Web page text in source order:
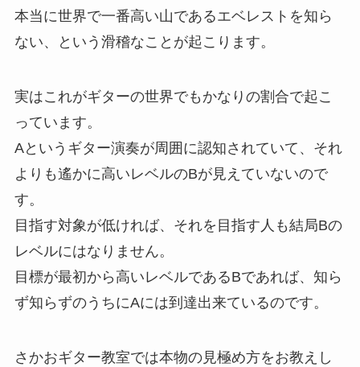
本当に世界で一番高い山であるエベレストを知ら
ない、という滑稽なことが起こります。
実はこれがギターの世界でもかなりの割合で起こ
っています。
Aというギター演奏が周囲に認知されていて、それ
よりも遙かに高いレベルのBが見えていないので
す。
目指す対象が低ければ、それを目指す人も結局Bの
レベルにはなりません。
目標が最初から高いレベルであるBであれば、知ら
ず知らずのうちにAには到達出来ているのです。
さかおギター教室では本物の見極め方をお教えし